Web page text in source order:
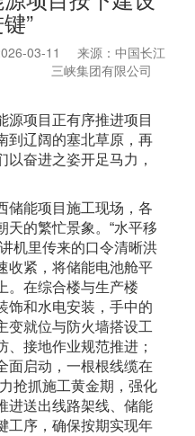
”
03-11
来源：中国长江
三峡集团有限公司
项目正有序推进项目
到辽阔的塞北草原，再
奋进之姿开足马力，
能项目施工现场，各
天的繁忙景象。“水平移
机里传来的口令清晰洪
收紧，将储能电池舱平
。在综合楼与生产楼
饰和水电安装，手中的
变就位与防火墙搭设工
接地作业规范推进；
面启动，一根根线缆在
抢抓施工黄金期，强化
进送出线路架线、储能
工序，确保按期实现年